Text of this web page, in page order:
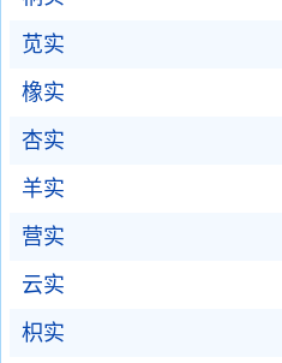
苋实
橡实
杏实
羊实
营实
云实
枳实